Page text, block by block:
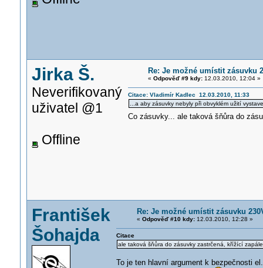
Jirka Š.
Neverifikovaný
uživatel @1
Offline
Re: Je možné umístit zásuvku
« Odpověď #9 kdy:12.03.2010, 12:04 »
Citace: Vladimír Kadlec 12.03.2010, 11:33
...a aby zásuvky nebyly při obvyklém užití
Co zásuvky... ale taková šňůra do
František
Šohajda
Re: Je možné umístit zásuvku
« Odpověď #10 kdy:12.03.2010, 12:28 »
Citace
ale taková šňůra do zásuvky zastrčená, křížící
To je ten hlavní argument k bezpečnosti